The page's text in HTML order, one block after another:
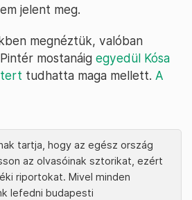
jelent meg.
megnéztük, valóban
mostanáig egyedül Kósa
t tudhatta maga mellett. A
tartja, hogy az egész ország
az olvasóinak sztorikat, ezért
riportokat. Mivel minden
lefedni budapesti